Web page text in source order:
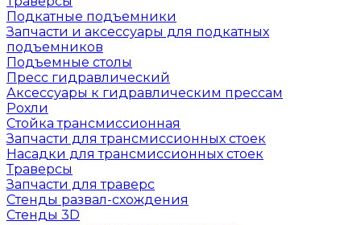
Подкатные подъемники
Запчасти и аксессуары для подкатных
подъемников
Подъемные столы
Пресс гидравлический
Аксессуары к гидравлическим прессам
Рохли
Стойка трансмиссионная
Запчасти для трансмиссионных стоек
Насадки для трансмиссионных стоек
Траверсы
Запчасти для траверс
Стенды развал-схождения
Стенды 3D